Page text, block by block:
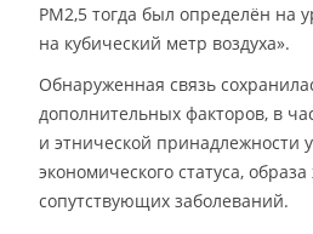
PM2,5 тогда был определён на
на кубический метр воздуха».
Обнаруженная связь
дополнительных факторов, в
и этнической принадлежности
экономического статуса,
сопутствующих заболеваний.